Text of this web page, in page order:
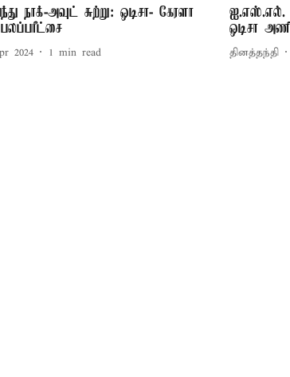
நாக்-அவுட் சுற்று: ஒடிசா- கேரளா
2024 1 min read
ஐ.எஸ்.எல்.
ஒடிசா
தினத்தந்தி